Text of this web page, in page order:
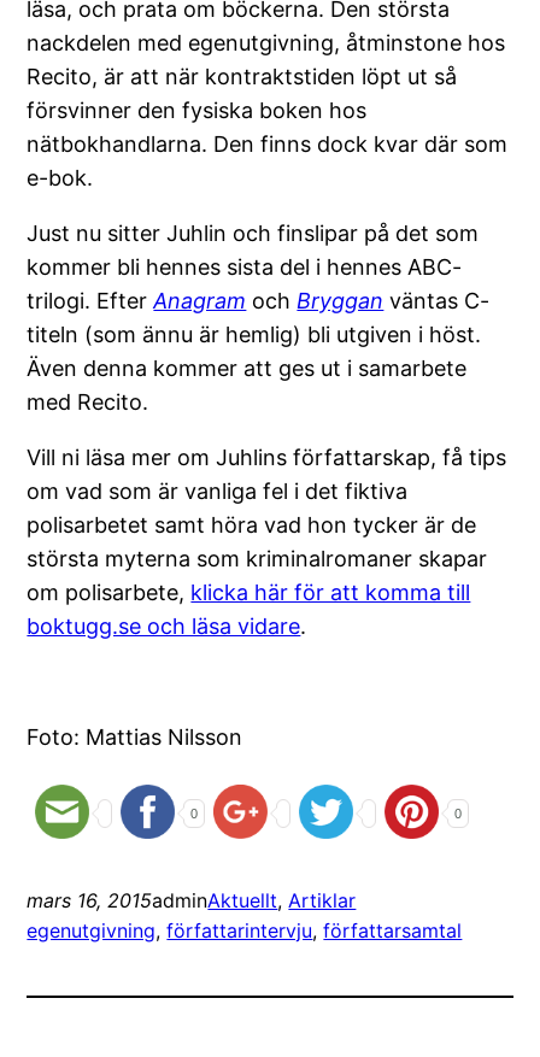
läsa, och prata om böckerna. Den största
nackdelen med egenutgivning, åtminstone hos
Recito, är att när kontraktstiden löpt ut så
försvinner den fysiska boken hos
nätbokhandlarna. Den finns dock kvar där som
e-bok.
Just nu sitter Juhlin och finslipar på det som
kommer bli hennes sista del i hennes ABC-
trilogi. EfterAnagram ochBryggan väntas C-
titeln (som ännu är hemlig) bli utgiven i höst.
Även denna kommer att ges ut i samarbete
med Recito.
Vill ni läsa mer om Juhlins författarskap, få tips
om vad som är vanliga fel i det fiktiva
polisarbetet samt höra vad hon tycker är de
största myterna som kriminalromaner skapar
om polisarbete, klicka här för att komma till
boktugg.se och läsa vidare.
Foto: Mattias Nilsson
0 0
mars 16, 2015adminAktuellt, Artiklar
egenutgivning, författarintervju, författarsamtal